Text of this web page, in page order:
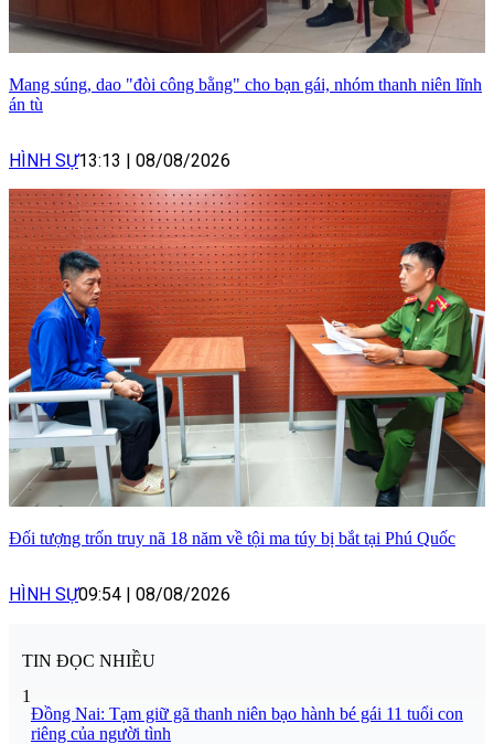
Mang súng, dao "đòi công bằng" cho bạn gái, nhóm thanh niên lĩnh
án tù
HÌNH SỰ13:13 | 08/08/2026
Đối tượng trốn truy nã 18 năm về tội ma túy bị bắt tại Phú Quốc
HÌNH SỰ09:54 | 08/08/2026
TIN ĐỌC NHIỀU
1
Đồng Nai: Tạm giữ gã thanh niên bạo hành bé gái 11 tuổi con
riêng của người tình